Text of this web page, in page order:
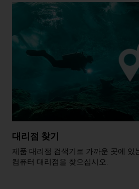
대리점 찾기
제품 대리점 검색기로 가까운 곳에 있
컴퓨터 대리점을 찾으십시오.